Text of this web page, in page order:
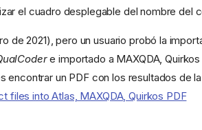
el cuadro desplegable del nombre del
de 2021), pero un usuario probó la
e importado a MAXQDA, Quirkos
un PDF con los resultados de
files into Atlas, MAXQDA, Quirkos PDF